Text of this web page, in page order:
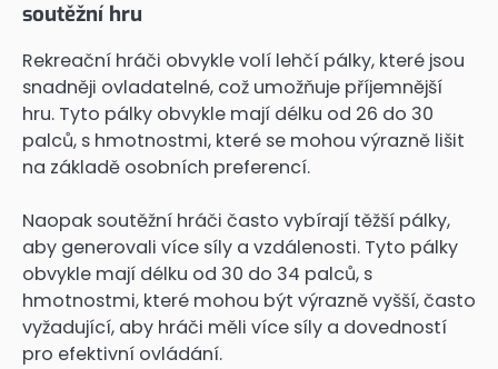
soutěžní hru
Rekreační hráči obvykle volí lehčí pálky, které jsou
snadněji ovladatelné, což umožňuje příjemnější
hru. Tyto pálky obvykle mají délku od 26 do 30
palců, s hmotnostmi, které se mohou výrazně lišit
na základě osobních preferencí.
Naopak soutěžní hráči často vybírají těžší pálky,
aby generovali více síly a vzdálenosti. Tyto pálky
obvykle mají délku od 30 do 34 palců, s
hmotnostmi, které mohou být výrazně vyšší, často
vyžadující, aby hráči měli více síly a dovedností
pro efektivní ovládání.